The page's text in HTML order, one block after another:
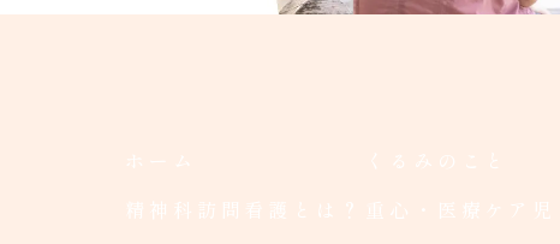
ホーム
くるみのこと
精神科訪問看護とは？ 重心・医療ケア児